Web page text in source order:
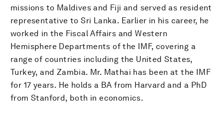
missions to Maldives and Fiji and served as resident
representative to Sri Lanka. Earlier in his career, he
worked in the Fiscal Affairs and Western
Hemisphere Departments of the IMF, covering a
range of countries including the United States,
Turkey, and Zambia. Mr. Mathai has been at the IMF
for 17 years. He holds a BA from Harvard and a PhD
from Stanford, both in economics.